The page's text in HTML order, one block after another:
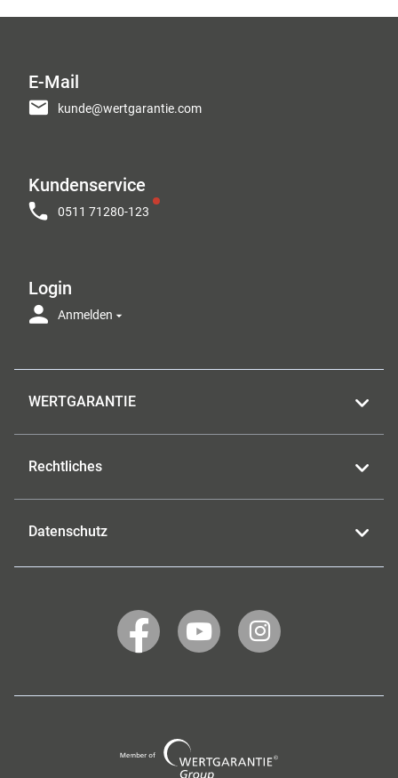
E-Mail
kunde@wertgarantie.com
Kundenservice
0511 71280-123
Login
Anmelden
WERTGARANTIE
Rechtliches
Datenschutz
WERTGARANTIE
auf
WERTGARANTIE
auf
WERTGARANTIE
auf
Group